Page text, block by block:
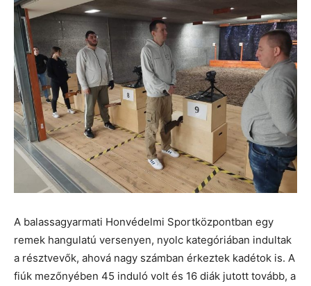
A balassagyarmati Honvédelmi Sportközpontban egy
remek hangulatú versenyen, nyolc kategóriában indultak
a résztvevők, ahová nagy számban érkeztek kadétok is. A
fiúk mezőnyében 45 induló volt és 16 diák jutott tovább, a